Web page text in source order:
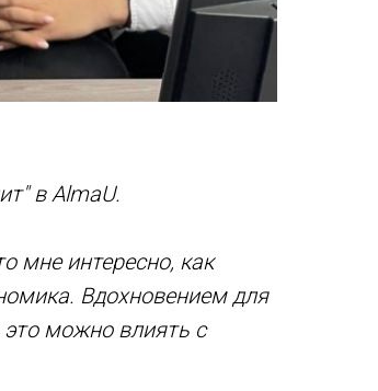
в AlmaU.
мне интересно, как
Вдохновением для
это можно влиять с